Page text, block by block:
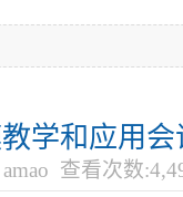
学和应用
查看次数